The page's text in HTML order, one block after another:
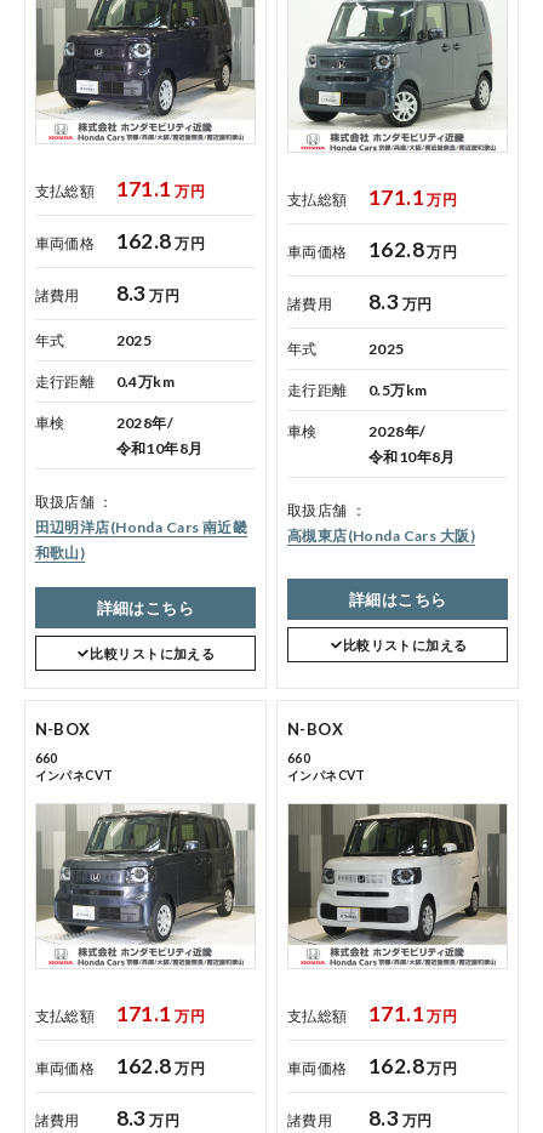
コーポレートサイト
各店舗へのお問い合わせ
コーポレートサイト
点検・整備のご予約
各店舗へのお問い合わせ
コーポレートサイト
点検・整備のご予約
支払総額 171.1 万円
車両価格 162.8 万円
諸費用 8.3 万円
年式 2025
走行距離 0.4万km
車検
2028年/
令和10年8月
取扱店舗
田辺明洋店(Honda Cars 南近畿
和歌山)
詳細はこちら
比較リストに加える
支払総額 171.1 万円
車両価格 162.8万円
諸費用 8.3 万円
年式 2025
走行距離 0.5万km
車検
2028年/
令和10年8月
取扱店舗
高槻東店(Honda Cars 大阪)
詳細はこちら
比較リストに加える
N-BOX
660
インパネCVT
支払総額 171.1 万円
車両価格 162.8 万円
諸費用 8.3 万円
N-BOX
660
インパネCVT
支払総額 171.1 万円
車両価格 162.8万円
諸費用 8.3 万円